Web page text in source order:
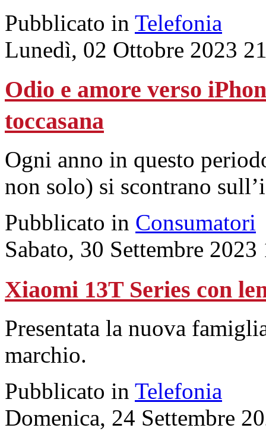
Pubblicato in Telefonia
Lunedì, 02 Ottobre 2023
Odio e amore verso
toccasana
Ogni anno in questo
non solo) si scontrano
Pubblicato in Consumatori
Sabato, 30 Settembre 2023
Xiaomi 13T Series con
Presentata la nuova
marchio.
Pubblicato in Telefonia
Domenica, 24 Settembre